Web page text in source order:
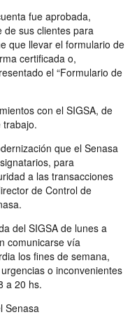
fue aprobada,
de sus clientes para
que llevar el formulario de
certificada o,
el “Formulario de
con el SIGSA, de
trabajo.
que el Senasa
para
a las transacciones
de Control de
del SIGSA de lunes a
comunicarse vía
los fines de semana,
o inconvenientes
a 20 hs.
Senasa